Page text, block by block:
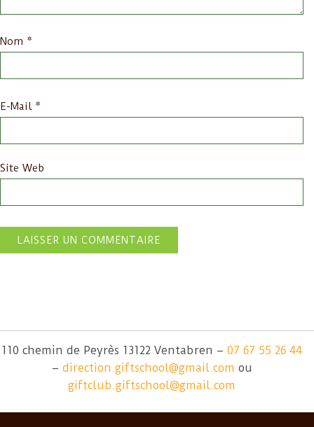
Nom *
E-Mail *
Site Web
110 chemin de Peyrès 13122 Ventabren – 07 67 55 26 44
– direction.giftschool@gmail.com ou
giftclub.giftschool@gmail.com